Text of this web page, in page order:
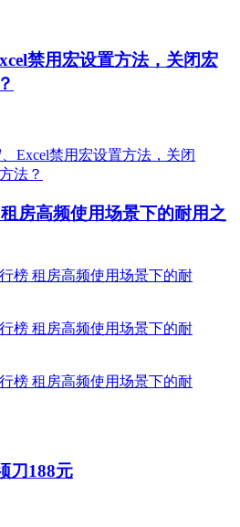
禁用宏设置方法，关闭宏
房高频使用场景下的耐用之
刀188元